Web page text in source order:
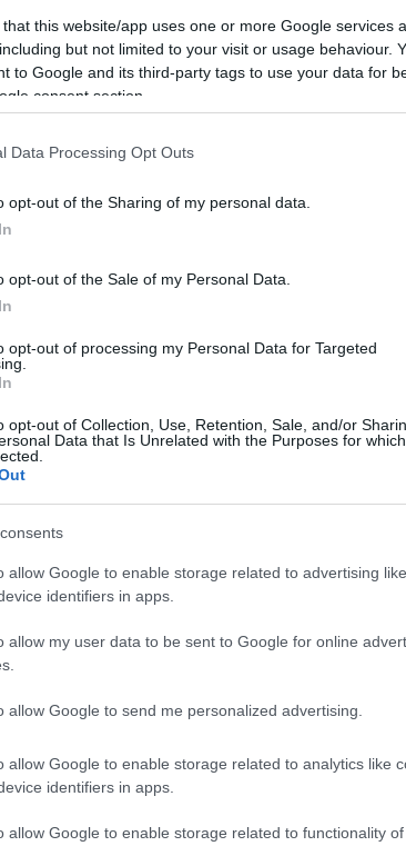
that this website/app uses one or more Google services
but not limited to your visit or usage behaviour.
to Google and its third-party tags to use your data for
consent section.
Data Processing Opt Outs
opt-out of the Sharing of my personal data.
opt-out of the Sale of my Personal Data.
opt-out of processing my Personal Data for Targeted
opt-out of Collection, Use, Retention, Sale, and/or
Data that Is Unrelated with the Purposes for
allow Google to enable storage related to advertising
identifiers in apps.
allow my user data to be sent to Google for online
allow Google to send me personalized advertising.
allow Google to enable storage related to analytics like
identifiers in apps.
allow Google to enable storage related to functionality
egy népszerű
felhasználóit
titkosítják őket, hogy még maga a
cikke nyomán egy hatalmas Pornhub-
átalakult - erről
rámutatott, hogy az oldalra könnyen
is) a Pornhub és a mögötte álló
publikálói nem voltak
fogva csak és kizárólag ők tölthettek
feltöltőknek az úgynevezett Model
londoni céggel, a Yotival kerülnek
egy külsős cég kezeli tehát az adataikat.
elismert, személyazonosításra
embereket.